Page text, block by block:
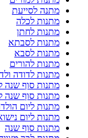
מתנה לסייעת
מתנות לכלה
מתנות לחתן
מתנות לסבתא
מתנות לסבא
מתנות להורים
מתנות לדודה
מתנות סוף שנה
מתנות סוף שנה
מתנות ליום
מתנות ליום
מתנות סוף שנה